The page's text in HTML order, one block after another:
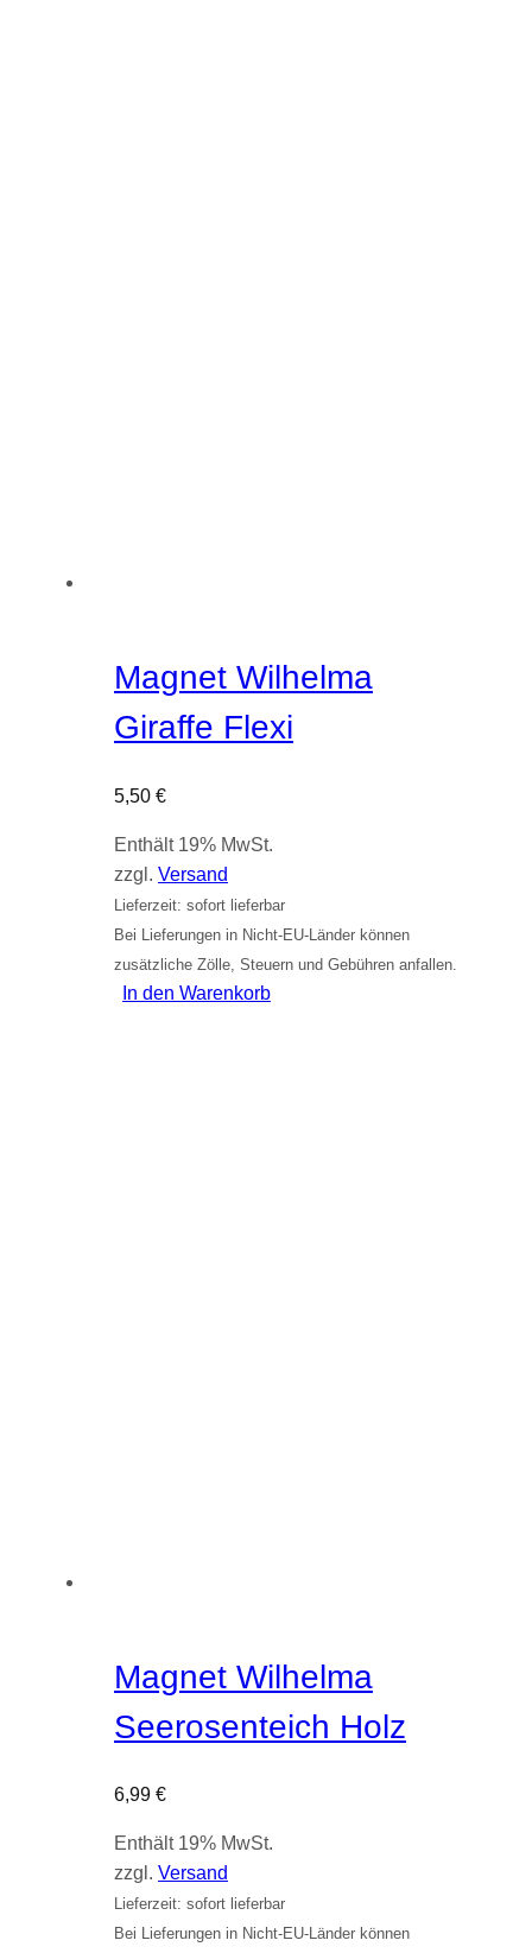
Magnet Wilhelma
Giraffe Flexi
5,50 €
Enthält 19% MwSt.
zzgl. Versand
Lieferzeit: sofort lieferbar
Bei Lieferungen in Nicht-EU-Länder können
zusätzliche Zölle, Steuern und Gebühren anfallen.
In den Warenkorb
Magnet Wilhelma
Seerosenteich Holz
6,99 €
Enthält 19% MwSt.
zzgl. Versand
Lieferzeit: sofort lieferbar
Bei Lieferungen in Nicht-EU-Länder können